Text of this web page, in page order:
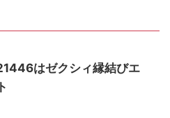
はゼクシィ縁結びエ